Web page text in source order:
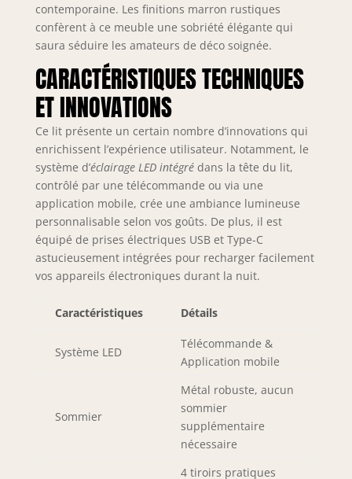
d'alimentation est
préparée pour
charger vos
appareils
intelligents. Il y a
USB (5V/2A) et un
port Type-C,
prenant en charge
plusieurs appareils
en même temps.
【Tête de lit de
rangement et 4
tiroirs : 】Le cadre
de lit double
dispose d'une tête
pour les essentiels
grands tiroirs de
rangement pour la
Chaque tiroir
repose sur 4
roulettes lisses
pour une traction
contemporaine. Les finitions marron rustiques
confèrent à ce meuble une sobriété élégante qui
saura séduire les amateurs de déco soignée.
CARACTÉRISTIQUES TECHNIQUES
ET INNOVATIONS
Ce lit présente un certain nombre d’innovations qui
enrichissent l’expérience utilisateur. Notamment, le
système d’éclairage LED intégrédans la tête du lit,
contrôlé par une télécommande ou via une
application mobile, crée une ambiance lumineuse
personnalisable selon vos goûts. De plus, il est
équipé de prises électriques USB et Type-C
astucieusement intégrées pour recharger facilement
vos appareils électroniques durant la nuit.
Caractéristiques Détails
Système LED
Télécommande &
Application mobile
Sommier
Métal robuste, aucun
sommier
supplémentaire
nécessaire
4 tiroirs pratiques